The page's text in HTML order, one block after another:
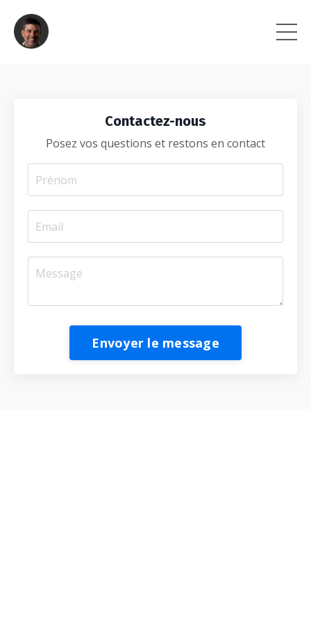
Contactez-nous
Posez vos questions et restons en contact
Envoyer le message